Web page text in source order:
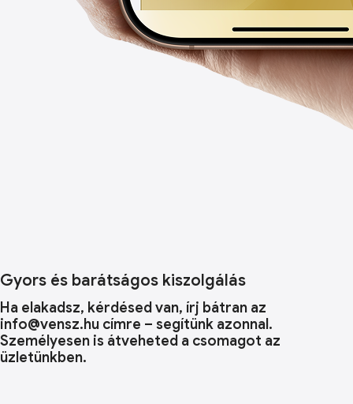
Gyors és barátságos kiszolgálás
Ha elakadsz, kérdésed van, írj bátran az
info@vensz.hu címre – segítünk azonnal.
Személyesen is átveheted a csomagot az
üzletünkben.